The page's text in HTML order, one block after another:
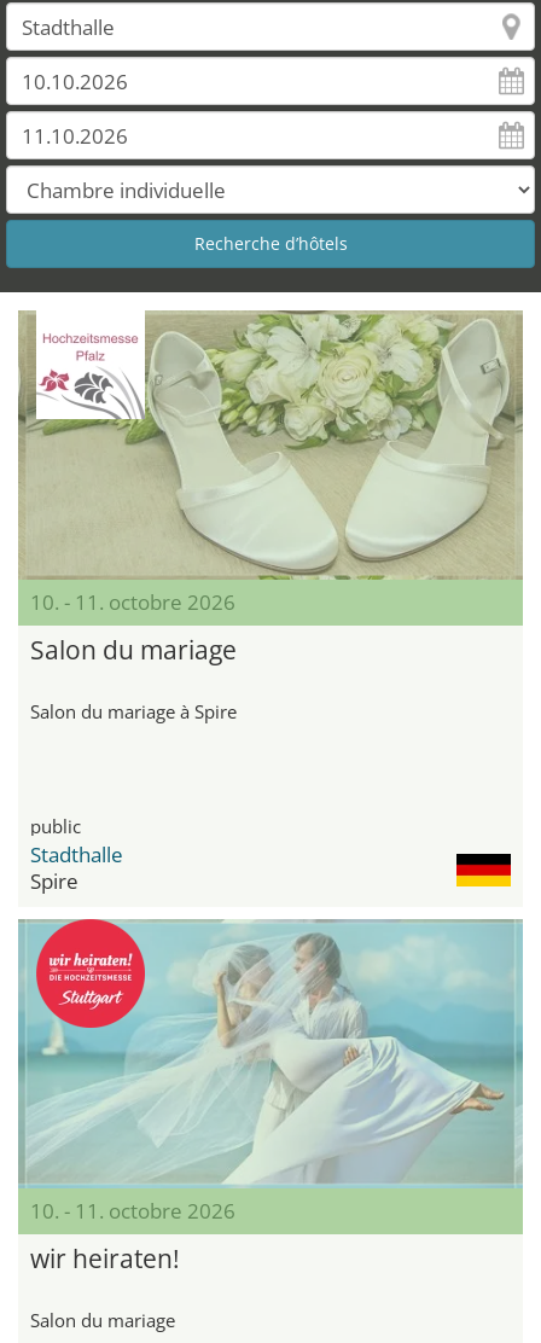
10. - 11. octobre 2026
Salon du mariage
Salon du mariage à Spire
public
Stadthalle
Spire
10. - 11. octobre 2026
wir heiraten!
Salon du mariage